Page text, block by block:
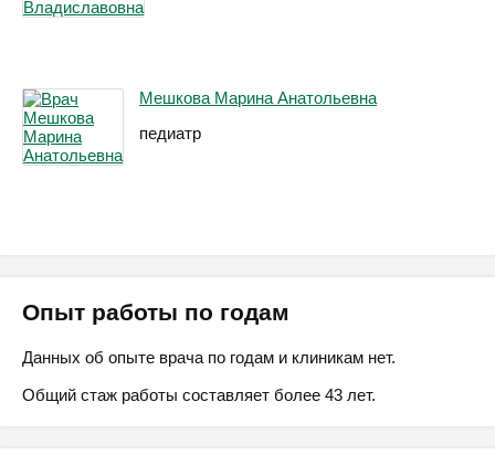
Мешкова Марина Анатольевна
педиатр
Опыт работы по годам
Данных об опыте врача по годам и клиникам нет.
Общий стаж работы составляет более 43 лет.